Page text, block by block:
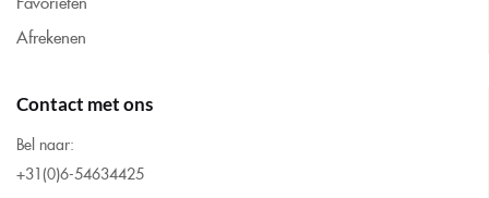
Afrekenen
Contact met ons
Bel naar:
+31(0)6-54634425